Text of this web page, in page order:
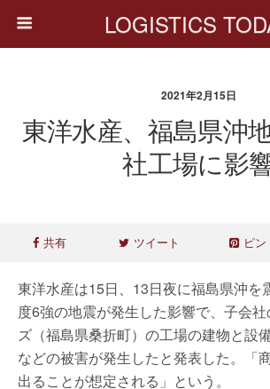
LOGISTICS
2021年2月15日
東洋水産、福島県沖
社工場に影
共有 ツイート ピン
東洋水産は15日、13日夜に福島県沖を
度6強の地震が発生した影響で、子会
ズ（福島県桑折町）の工場の建物と設
などの被害が発生したと発表した。「
出ることが想定される」という。